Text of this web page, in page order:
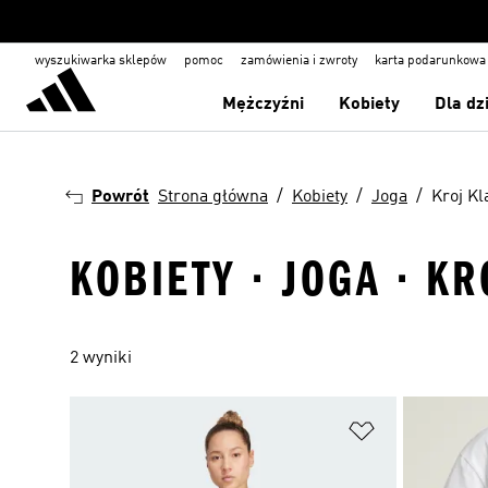
wyszukiwarka sklepów pomoc zamówienia i zwroty karta podarunkowa
Mężczyźni Kobiety Dla
Powrót Strona główna Kobiety Joga Kroj
KOBIETY · JOGA ·
2 wyniki